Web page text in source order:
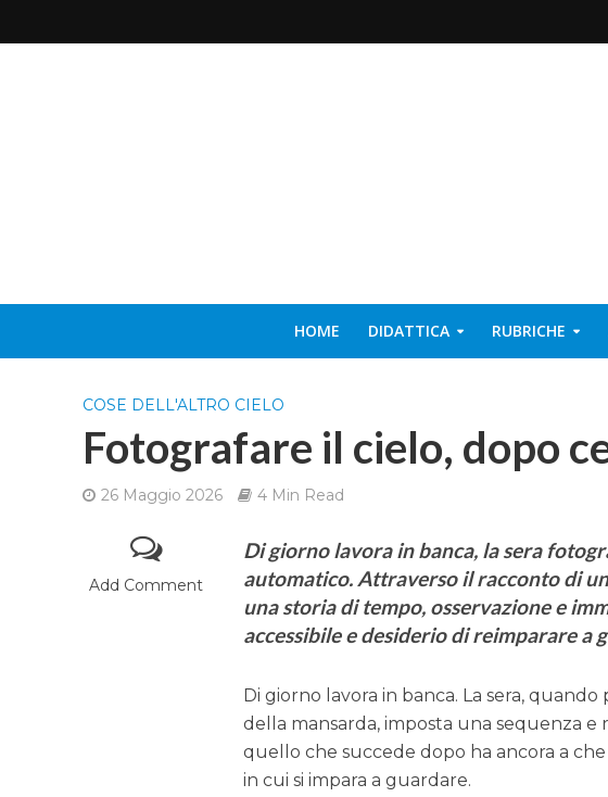
HOME DIDATTICA RUBRICHE
COSE DELL'ALTRO CIELO
Fotografare il cielo, dopo
26 Maggio 2026 4 Min Read
Add Comment
Di giorno lavora in banca, la sera
automatico. Attraverso il racconto di
una storia di tempo, osservazione e
accessibile e desiderio di reimparare a
Di giorno lavora in banca. La sera,
della mansarda, imposta una sequenza
quello che succede dopo ha ancora a
in cui si impara a guardare.